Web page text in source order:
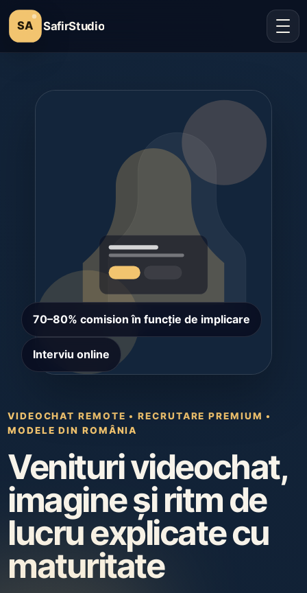
SafirStudio
VIDEOCHAT REMOTE • RECRUTARE PREMIUM •
MODELE DIN ROMÂNIA
Venituri videochat,
imagine și ritm de
lucru explicate cu
maturitate
70–80% comision în funcție de implicare
Interviu online